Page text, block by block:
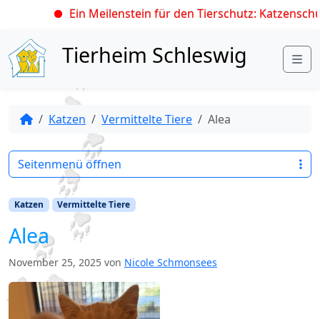
Ein Meilenstein für den Tierschutz:
Skip to content
Tierheim Schleswig
Katzen Vermittelte Tiere Alea
Katzen Vermittelte Tiere
Alea
November 25, 2025 von Nicole Schmonsees
Seitenmenü öffnen